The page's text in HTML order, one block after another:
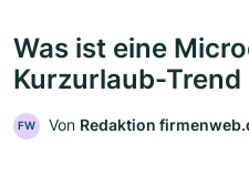
Was ist eine
Kurzurlaub-
FW Von Redaktion